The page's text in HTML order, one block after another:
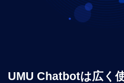
UMU Chatbotは広く